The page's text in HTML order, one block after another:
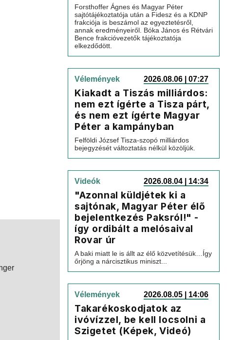
Forsthoffer Ágnes és Magyar Péter
sajtótájékoztatója után a Fidesz és a KDNP
frakciója is beszámol az egyeztetésről,
annak eredményeiről. Bóka János és Rétvári
Bence frakcióvezetők tájékoztatója
elkezdődött.
Vélemények 2026.08.06 | 07:27
Kiakadt a Tiszás milliárdos:
nem ezt ígérte a Tisza párt,
és nem ezt ígérte Magyar
Péter a kampányban
Felföldi József Tisza-szopó milliárdos
bejegyzését változtatás nélkül közöljük.
Videók 2026.08.04 | 14:34
"Azonnal küldjétek ki a
sajtónak, Magyar Péter élő
bejelentkezés Paksról!" -
így ordibált a melósaival
Rovar úr
A baki miatt le is állt az élő közvetítésük…Így
őrjöng a nárcisztikus miniszt...
Vélemények 2026.08.05 | 14:06
Takarékoskodjatok az
ivóvízzel, be kell locsolni a
Szigetet (Képek, Videó)